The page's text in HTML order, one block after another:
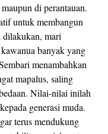
di perantauan.
untuk membangun
dilakukan, mari
banyak yang
menambahkan
mapalus, saling
Nilai-nilai inilah
generasi muda.
terus mendukung